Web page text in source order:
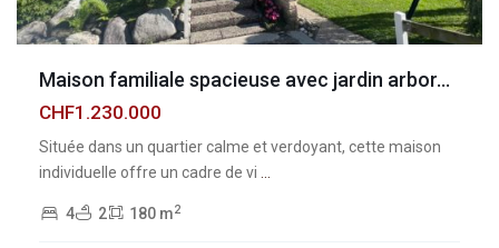
Maison familiale spacieuse avec jardin arbor...
CHF1.230.000
Située dans un quartier calme et verdoyant, cette maison
individuelle offre un cadre de vi
4 2 180 m2